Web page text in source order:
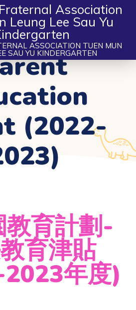
Association
Leung Lee Sau Yu
ASSOCIATION TUEN MUN
SAU YU KINDERGARTEN
(2022-
教育計劃-
育津貼
年度)